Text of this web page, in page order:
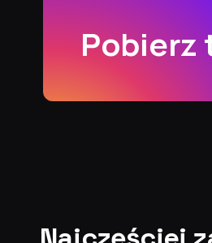
Pobierz